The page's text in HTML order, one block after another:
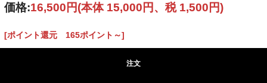
価格:16,500円(本体 15,000円、税 1,500円)
[ポイント還元 165ポイント～]
注文